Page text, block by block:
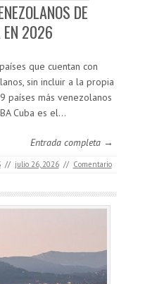
DE
EN 2026
que cuentan con
sin incluir a la propia
países más venezolanos
Cuba es el…
Entrada completa →
// julio 26, 2026 // Comentario